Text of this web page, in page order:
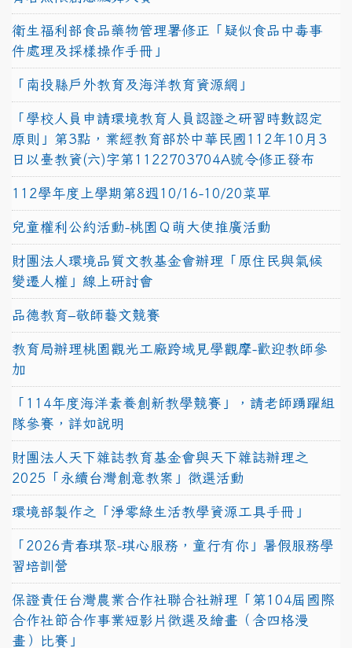
衛生福利部食品藥物管理署修正「疑似食品中毒事
件處理及採樣操作手冊」
「南投縣戶外教育及海洋教育資源網」
「學校人員申請環境教育人員認證之研習時數認定
原則」第3點，業經教育部於中華民國112年10月3
日以臺教資(六)字第1122703704A號令修正發布
112學年度上學期第8週10/16-10/20菜單
兒童權利公約活動-桃園Ｑ萌大使推廣活動
財團法人環境品質文教基金會辦理「原住民與氣候
變遷人權」線上研討會
品德教育–敬師藝文競賽
教育局辦理桃園觀光工廠跨域見學觀摩-歡迎教師參
加
「114年度海洋素養創新教學競賽」，請老師踴躍組
隊參賽，詳如說明
財團法人天下雜誌教育基金會與天下雜誌辦理之
2025「永續台灣創意教案」徵選活動
環境部製作之「淨零綠生活教學資源工具手冊」
「2026青春琪聚-琪心服務，童行有你」暑假服務學
習培訓營
保證責任台灣農業合作社聯合社辦理「第104屆國際
合作社節合作事業短影片徵選及繪畫（含四格漫
畫）比賽」